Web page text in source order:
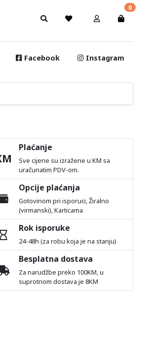
0
Facebook Instagram
Plaćanje
Sve cijene su izražene u KM sa
uračunatim PDV-om.
Opcije plaćanja
Gotovinom pri isporuci, Žiralno
(virmanski), Karticama
Rok isporuke
24-48h (za robu koja je na stanju)
Besplatna dostava
Za narudžbe preko 100KM, u
suprotnom dostava je 8KM